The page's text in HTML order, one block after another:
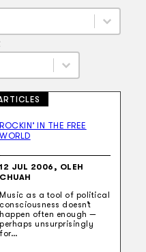
ROCKIN’ IN THE FREE
WORLD
12 JUL 2006, OLEH
CHUAH
Music as a tool of political
consciousness doesn’t
happen often enough —
perhaps unsurprisingly
for…